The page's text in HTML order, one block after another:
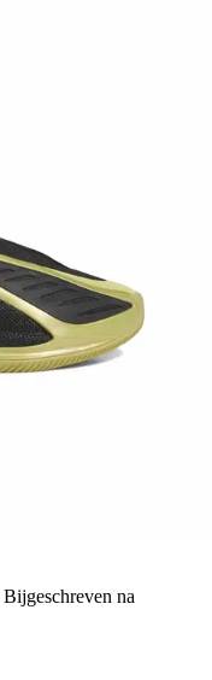
Bijgeschreven na